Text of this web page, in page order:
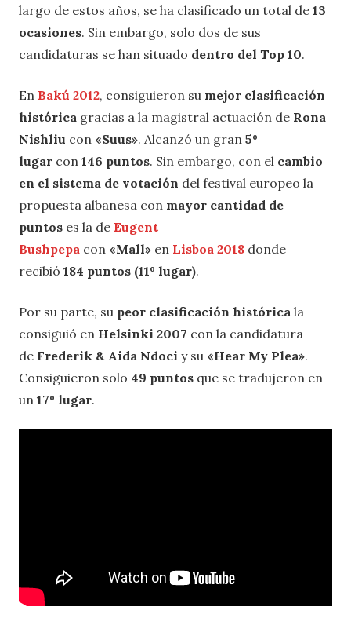
largo de estos años, se ha clasificado un total de 13
ocasiones. Sin embargo, solo dos de sus
candidaturas se han situado dentro del Top 10.
En Bakú 2012, consiguieron su mejor clasificación
histórica gracias a la magistral actuación de Rona
Nishliu con «Suus». Alcanzó un gran 5º
lugar con 146 puntos. Sin embargo, con el cambio
en el sistema de votación del festival europeo la
propuesta albanesa con mayor cantidad de
puntos es la de Eugent
Bushpepa con «Mall» en Lisboa 2018 donde
recibió 184 puntos (11º lugar).
Por su parte, su peor clasificación histórica la
consiguió en Helsinki 2007 con la candidatura
de Frederik & Aida Ndoci y su «Hear My Plea».
Consiguieron solo 49 puntos que se tradujeron en
un 17º lugar.